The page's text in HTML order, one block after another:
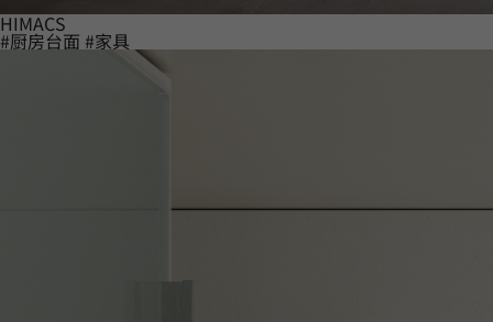
HIMACS
#厨房台面 #家具